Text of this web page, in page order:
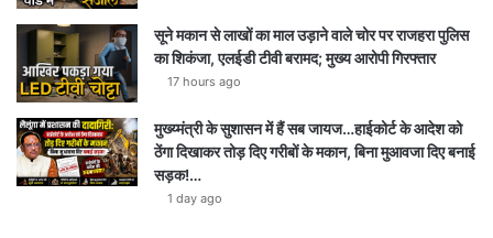
सूने मकान से लाखों का माल उड़ाने वाले चोर पर राजहरा पुलिस
का शिकंजा, एलईडी टीवी बरामद; मुख्य आरोपी गिरफ्तार
17 hours ago
मुख्य्मंत्री के सुशासन में हैं सब जायज…हाईकोर्ट के आदेश को
ठेंगा दिखाकर तोड़ दिए गरीबों के मकान, बिना मुआवजा दिए बनाई
सड़क!…
1 day ago